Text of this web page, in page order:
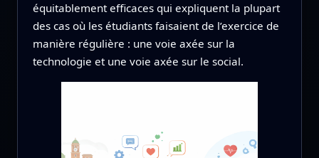
équitablement efficaces qui expliquent la plupart
des cas où les étudiants faisaient de l’exercice de
manière régulière : une voie axée sur la
technologie et une voie axée sur le social.